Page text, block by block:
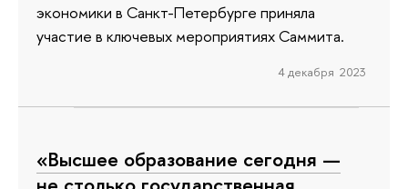
экономики в Санкт-Петербурге приняла
участие в ключевых мероприятиях Саммита.
4 декабря 2023
«Высшее образование сегодня —